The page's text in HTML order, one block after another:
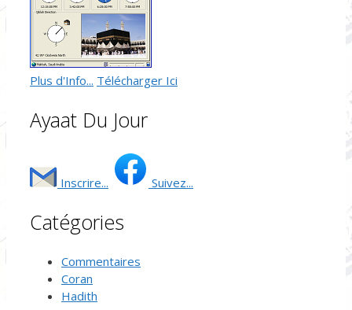
Plus d'Info... Télécharger Ici
Ayaat Du Jour
Inscrire... Suivez...
Catégories
Commentaires
Coran
Hadith